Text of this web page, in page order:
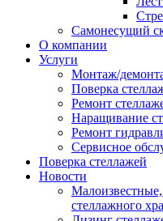
Самонесущий
О компании
Услуги
Монтаж/
Поверка
Ремонт
Наращивание
Ремонт
Сервисное
Поверка cтеллажей
Новости
стеллажного